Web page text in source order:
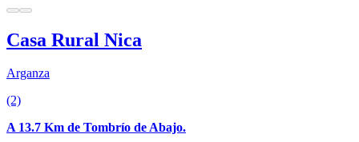
Casa Rural Nica
Arganza
(2)
A 13.7 Km de Tombrío de Abajo.